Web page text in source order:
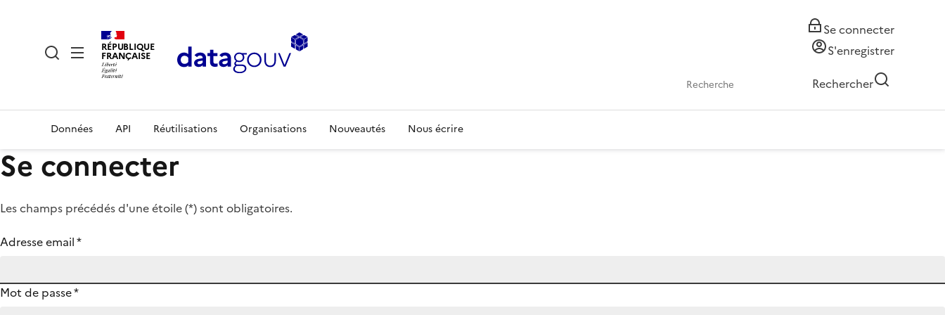
RÉPUBLIQUE
FRANÇAISE
Se connecter
S'enregistrer
Rechercher
Données API Réutilisations Organisations Nouveautés Nous écrire
Se connecter
Les champs précédés d'une étoile (*) sont obligatoires.
Adresse email*
Mot de passe*